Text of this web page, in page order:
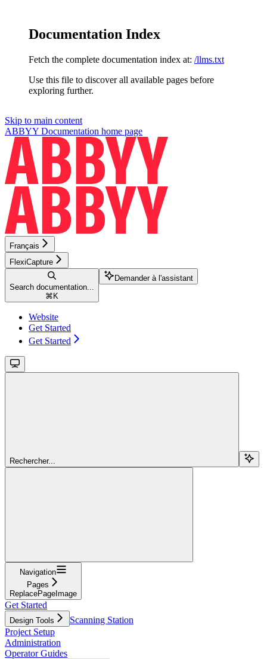
Documentation Index
Fetch the complete documentation index at: /llms.txt
Use this file to discover all available pages before
exploring further.
Skip to main content
ABBYY Documentation home page
Français
FlexiCapture
Search documentation...
⌘ K
Demander à l'assistant
Website
Get Started
Get Started
Rechercher...
Navigation
Pages
ReplacePageImage
Get Started
Design Tools
Scanning Station
Project Setup
Administration
Operator Guides